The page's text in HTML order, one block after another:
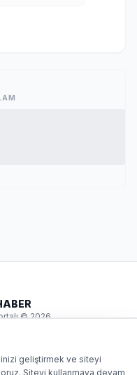
© 2026
geliştirmek ve siteyi
Siteyi kullanmaya devam